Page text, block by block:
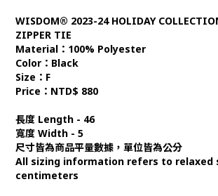
WISDOM® 2023-24 HOLIDAY
ZIPPER TIE
Material：100% Polyester
Color：Black
Size：F
Price：NTD$ 880
長度 Length - 46
寬度 Width - 5
尺寸皆為商品平量數據，單位皆為公分
All sizing information refers to relaxed
centimeters